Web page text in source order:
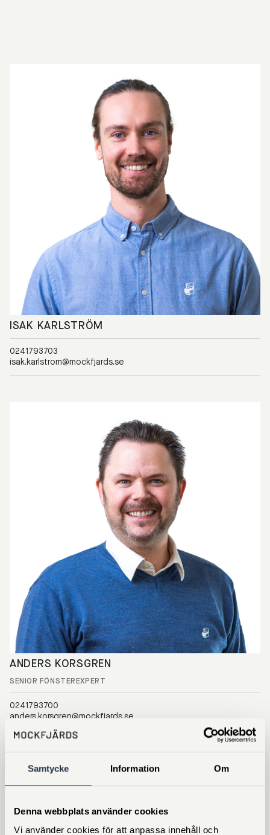
Samtycke Information Om
Denna webbplats använder cookies
Vi använder cookies för att anpassa innehåll och
ISAK KARLSTRÖM
0241793703
isak.karlstrom@mockfjards.se
ANDERS KORSGREN
SENIOR FÖNSTEREXPERT
0241793700
anders.korsgren@mockfjards.se